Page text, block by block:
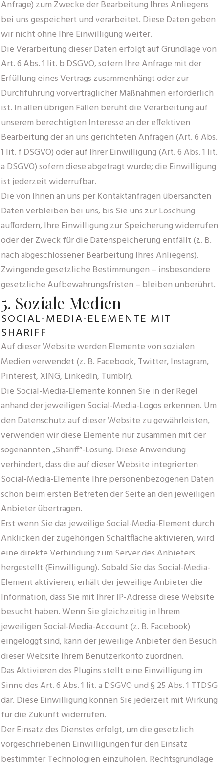
Anfrage) zum Zwecke der Bearbeitung Ihres Anliegens
bei uns gespeichert und verarbeitet. Diese Daten geben
wir nicht ohne Ihre Einwilligung weiter.
Die Verarbeitung dieser Daten erfolgt auf Grundlage von
Art. 6 Abs. 1 lit. b DSGVO, sofern Ihre Anfrage mit der
Erfüllung eines Vertrags zusammenhängt oder zur
Durchführung vorvertraglicher Maßnahmen erforderlich
ist. In allen übrigen Fällen beruht die Verarbeitung auf
unserem berechtigten Interesse an der effektiven
Bearbeitung der an uns gerichteten Anfragen (Art. 6 Abs.
1 lit. f DSGVO) oder auf Ihrer Einwilligung (Art. 6 Abs. 1 lit.
a DSGVO) sofern diese abgefragt wurde; die Einwilligung
ist jederzeit widerrufbar.
Die von Ihnen an uns per Kontaktanfragen übersandten
Daten verbleiben bei uns, bis Sie uns zur Löschung
auffordern, Ihre Einwilligung zur Speicherung widerrufen
oder der Zweck für die Datenspeicherung entfällt (z. B.
nach abgeschlossener Bearbeitung Ihres Anliegens).
Zwingende gesetzliche Bestimmungen – insbesondere
gesetzliche Aufbewahrungsfristen – bleiben unberührt.
5. Soziale Medien
SOCIAL-MEDIA-ELEMENTE MIT
SHARIFF
Auf dieser Website werden Elemente von sozialen
Medien verwendet (z. B. Facebook, Twitter, Instagram,
Pinterest, XING, LinkedIn, Tumblr).
Die Social-Media-Elemente können Sie in der Regel
anhand der jeweiligen Social-Media-Logos erkennen. Um
den Datenschutz auf dieser Website zu gewährleisten,
verwenden wir diese Elemente nur zusammen mit der
sogenannten „Shariff“-Lösung. Diese Anwendung
verhindert, dass die auf dieser Website integrierten
Social-Media-Elemente Ihre personenbezogenen Daten
schon beim ersten Betreten der Seite an den jeweiligen
Anbieter übertragen.
Erst wenn Sie das jeweilige Social-Media-Element durch
Anklicken der zugehörigen Schaltfläche aktivieren, wird
eine direkte Verbindung zum Server des Anbieters
hergestellt (Einwilligung). Sobald Sie das Social-Media-
Element aktivieren, erhält der jeweilige Anbieter die
Information, dass Sie mit Ihrer IP-Adresse diese Website
besucht haben. Wenn Sie gleichzeitig in Ihrem
jeweiligen Social-Media-Account (z. B. Facebook)
eingeloggt sind, kann der jeweilige Anbieter den Besuch
dieser Website Ihrem Benutzerkonto zuordnen.
Das Aktivieren des Plugins stellt eine Einwilligung im
Sinne des Art. 6 Abs. 1 lit. a DSGVO und § 25 Abs. 1 TTDSG
dar. Diese Einwilligung können Sie jederzeit mit Wirkung
für die Zukunft widerrufen.
Der Einsatz des Dienstes erfolgt, um die gesetzlich
vorgeschriebenen Einwilligungen für den Einsatz
bestimmter Technologien einzuholen. Rechtsgrundlage